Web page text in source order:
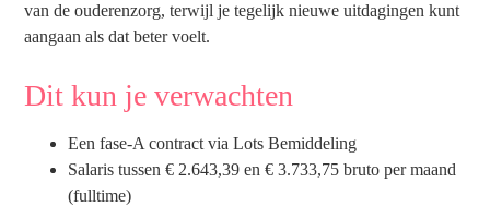
van de ouderenzorg, terwijl je tegelijk nieuwe uitdagingen kunt
aangaan als dat beter voelt.
Dit kun je verwachten
Een fase-A contract via Lots Bemiddeling
Salaris tussen € 2.643,39 en € 3.733,75 bruto per maand
(fulltime)